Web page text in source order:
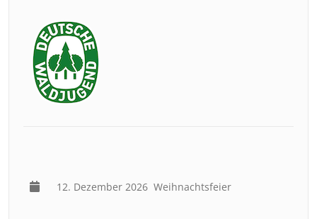
12. Dezember 2026 Weihnachtsfeier